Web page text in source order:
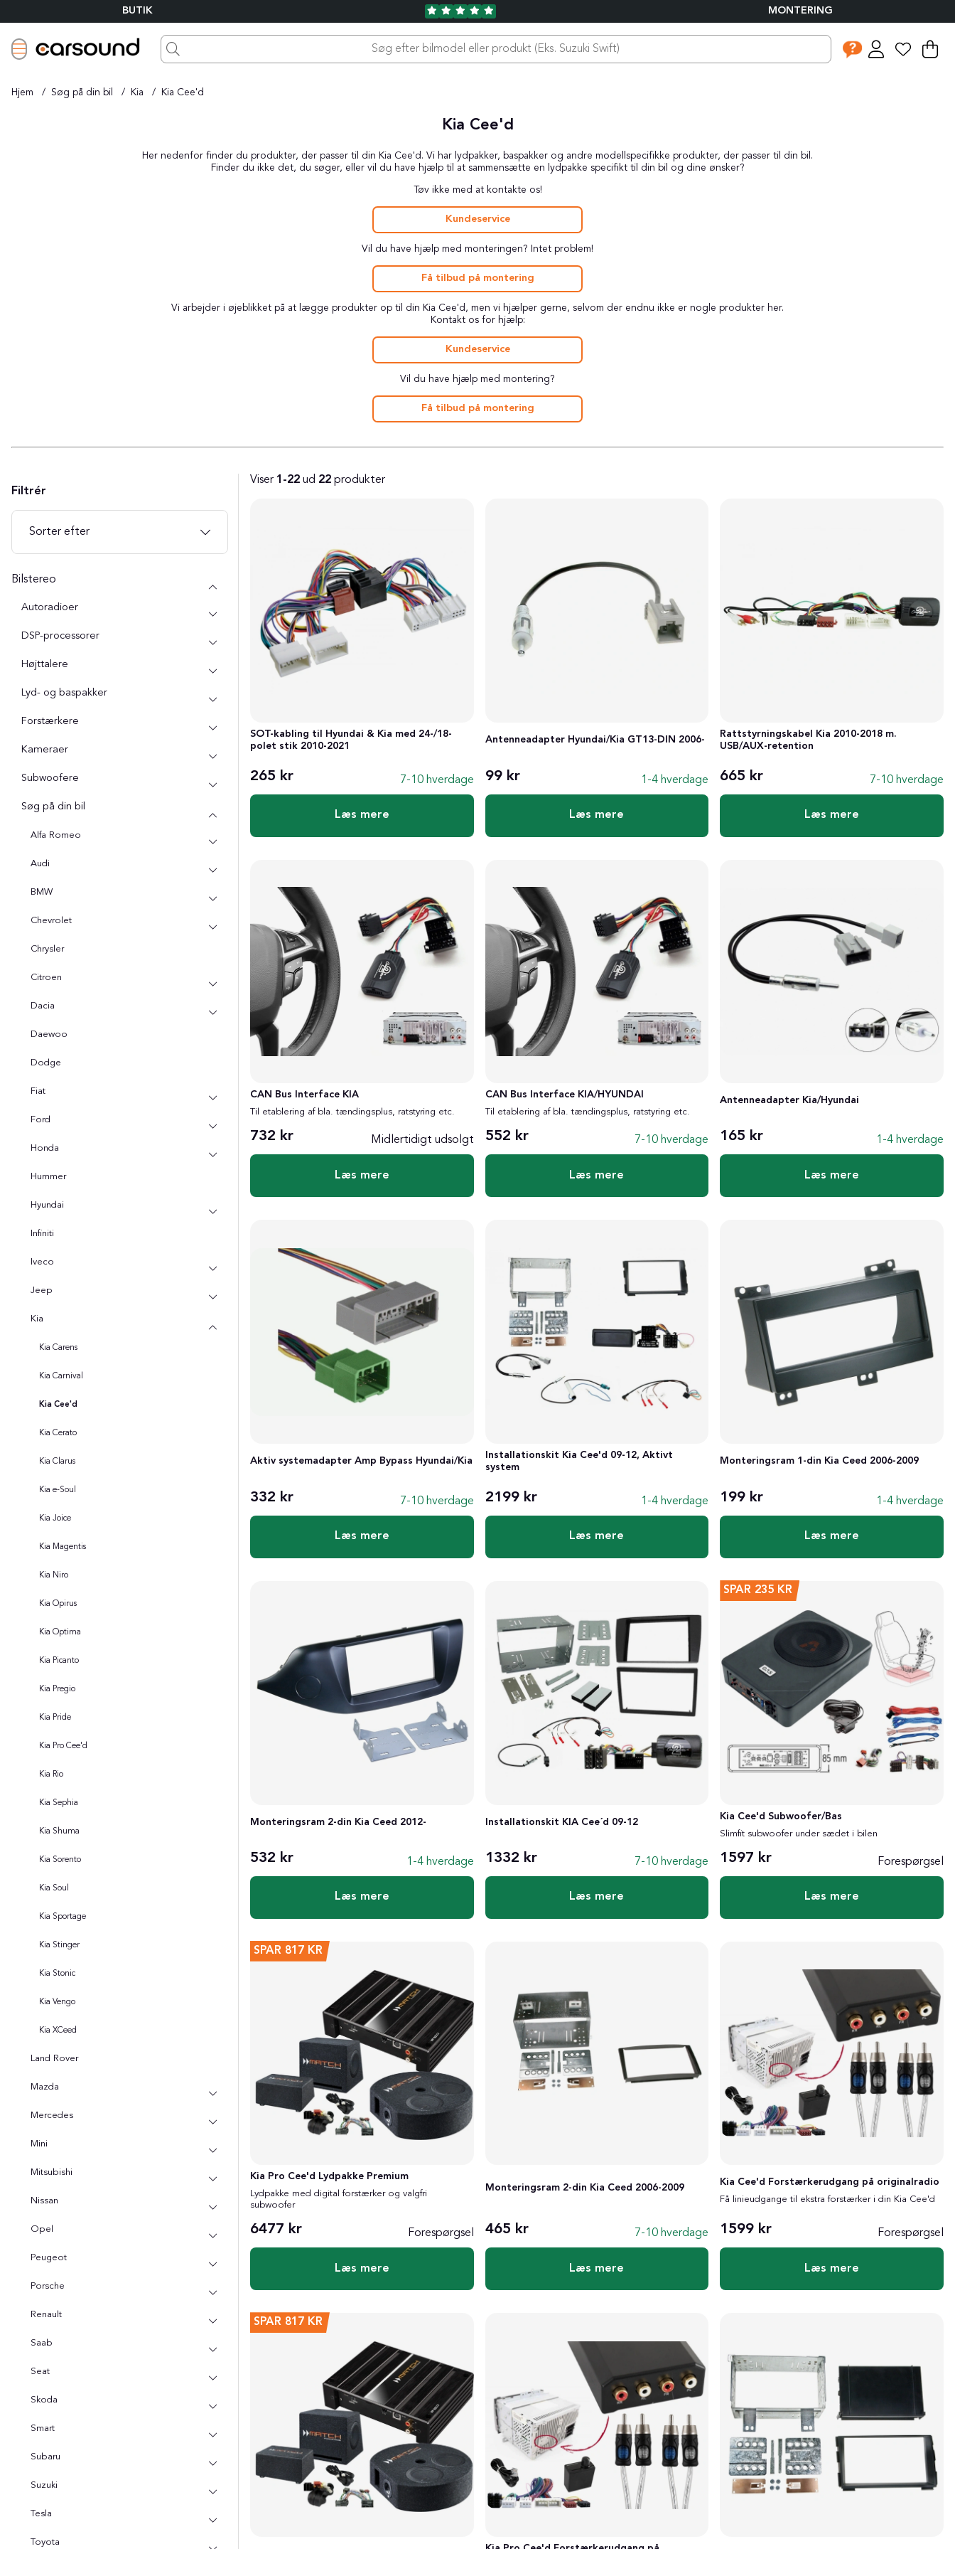
BUTIK MONTERING
.
Hjem Søg på din bil Kia Kia Cee'd
Kia Cee'd
Her nedenfor finder du produkter, der passer til din Kia Cee'd. Vi har lydpakker, baspakker og andre modellspecifikke produkter, der passer til din bil.
Finder du ikke det, du søger, eller vil du have hjælp til at sammensætte en lydpakke specifikt til din bil og dine ønsker?
Tøv ikke med at kontakte os!
Kundeservice
Vil du have hjælp med monteringen? Intet problem!
Få tilbud på montering
Vi arbejder i øjeblikket på at lægge produkter op til din Kia Cee'd, men vi hjælper gerne, selvom der endnu ikke er nogle produkter her.
Kontakt os for hjælp:
Kundeservice
Vil du have hjælp med montering?
Få tilbud på montering
Filtrér
Sorter efter
Bilstereo
Autoradioer
DSP-processorer
Højttalere
Lyd- og baspakker
Forstærkere
Kameraer
Subwoofere
Søg på din bil
Alfa Romeo
Audi
BMW
Chevrolet
Chrysler
Citroen
Dacia
Daewoo
Dodge
Fiat
Ford
Honda
Hummer
Hyundai
Infiniti
Iveco
Jeep
Kia
Kia Carens
Kia Carnival
Kia Cee'd
Kia Cerato
Kia Clarus
Kia e-Soul
Kia Joice
Kia Magentis
Kia Niro
Kia Opirus
Kia Optima
Kia Picanto
Kia Pregio
Kia Pride
Kia Pro Cee'd
Kia Rio
Kia Sephia
Kia Shuma
Kia Sorento
Kia Soul
Kia Sportage
Kia Stinger
Kia Stonic
Kia Vengo
Kia XCeed
Land Rover
Mazda
Mercedes
Mini
Mitsubishi
Nissan
Opel
Peugeot
Porsche
Renault
Saab
Seat
Skoda
Smart
Subaru
Suzuki
Tesla
Toyota
Viser 1-22 ud 22 produkter
SOT-kabling til Hyundai & Kia med 24-/18-
polet stik 2010-2021
265 kr 7-10 hverdage
Læs mere
Antenneadapter Hyundai/Kia GT13-DIN 2006-
99 kr 1-4 hverdage
Læs mere
Rattstyrningskabel Kia 2010-2018 m.
USB/AUX-retention
665 kr 7-10 hverdage
Læs mere
CAN Bus Interface KIA
Til etablering af bla. tændingsplus, ratstyring etc.
732 kr Midlertidigt udsolgt
Læs mere
CAN Bus Interface KIA/HYUNDAI
Til etablering af bla. tændingsplus, ratstyring etc.
552 kr 7-10 hverdage
Læs mere
Antenneadapter Kia/Hyundai
165 kr 1-4 hverdage
Læs mere
Aktiv systemadapter Amp Bypass Hyundai/Kia
332 kr 7-10 hverdage
Læs mere
Installationskit Kia Cee'd 09-12, Aktivt
system
2199 kr 1-4 hverdage
Læs mere
Monteringsram 1-din Kia Ceed 2006-2009
199 kr 1-4 hverdage
Læs mere
Monteringsram 2-din Kia Ceed 2012-
532 kr 1-4 hverdage
Læs mere
Installationskit KIA Cee´d 09-12
1332 kr 7-10 hverdage
Læs mere
SPAR 235 KR
Kia Cee'd Subwoofer/Bas
Slimfit subwoofer under sædet i bilen
1597 kr Forespørgsel
Læs mere
SPAR 817 KR
Kia Pro Cee'd Lydpakke Premium
Lydpakke med digital forstærker og valgfri
subwoofer
6477 kr Forespørgsel
Læs mere
Monteringsram 2-din Kia Ceed 2006-2009
465 kr 7-10 hverdage
Læs mere
Kia Cee'd Forstærkerudgang på originalradio
Få linieudgange til ekstra forstærker i din Kia Cee'd
1599 kr Forespørgsel
Læs mere
SPAR 817 KR